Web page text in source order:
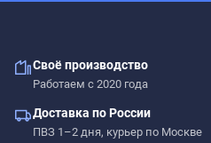
Своё производство
Работаем с 2020 года
Доставка по России
ПВЗ 1–2 дня, курьер по Москве